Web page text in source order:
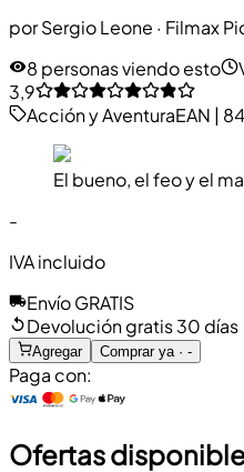
porSergio Leone · Filmax
8 personas viendo esto
3,9
Acción y AventuraEAN |
El bueno, el feo y el
-
IVA incluido
Envío GRATIS
Devolución gratis 30 días
Agregar Comprar ya · -
Paga con:
Ofertas